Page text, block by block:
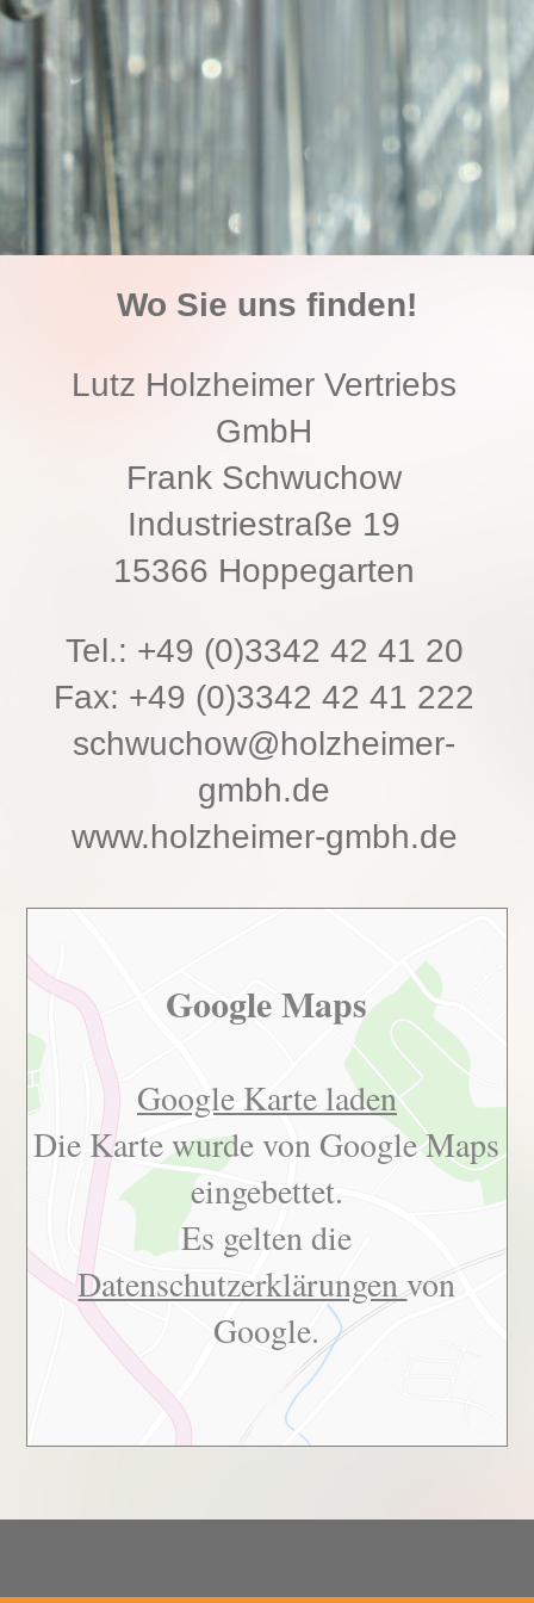
Wo Sie uns finden!
Lutz Holzheimer Vertriebs
GmbH
Frank Schwuchow
Industriestraße 19
15366 Hoppegarten
Tel.: +49 (0)3342 42 41 20
Fax: +49 (0)3342 42 41 222
schwuchow@holzheimer-
gmbh.de
www.holzheimer-gmbh.de
Google Maps
Google Karte laden
Die Karte wurde von Google Maps
eingebettet.
Es gelten die
Datenschutzerklärungenvon
Google.